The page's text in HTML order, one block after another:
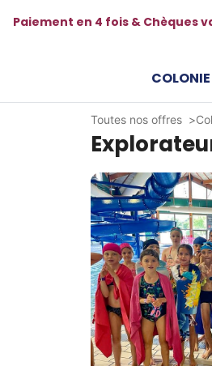
Paiement en 4 fois & Chèques
Toutes nos offres